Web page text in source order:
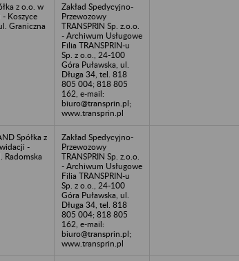
z o.o. w
Koszyce
Graniczna
Zakład Spedycyjno-
Przewozowy
TRANSPRIN Sp. z.o.o.
- Archiwum Usługowe
Filia TRANSPRIN-u
Sp. z o.o., 24-100
Góra Puławska, ul.
Długa 34, tel. 818
805 004; 818 805
162, e-mail:
biuro@transprin.pl;
www.transprin.pl
Spółka z
-
Radomska
Zakład Spedycyjno-
Przewozowy
TRANSPRIN Sp. z.o.o.
- Archiwum Usługowe
Filia TRANSPRIN-u
Sp. z o.o., 24-100
Góra Puławska, ul.
Długa 34, tel. 818
805 004; 818 805
162, e-mail:
biuro@transprin.pl;
www.transprin.pl